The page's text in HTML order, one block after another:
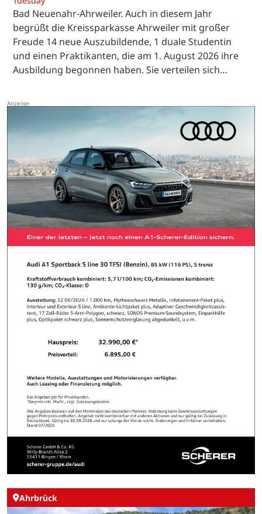
Bad Neuenahr-Ahrweiler. Auch in diesem Jahr
begrüßt die Kreissparkasse Ahrweiler mit großer
Freude 14 neue Auszubildende, 1 duale Studentin
und einen Praktikanten, die am 1. August 2026 ihre
Ausbildung begonnen haben. Sie verteilen sich…
Ahrbrück